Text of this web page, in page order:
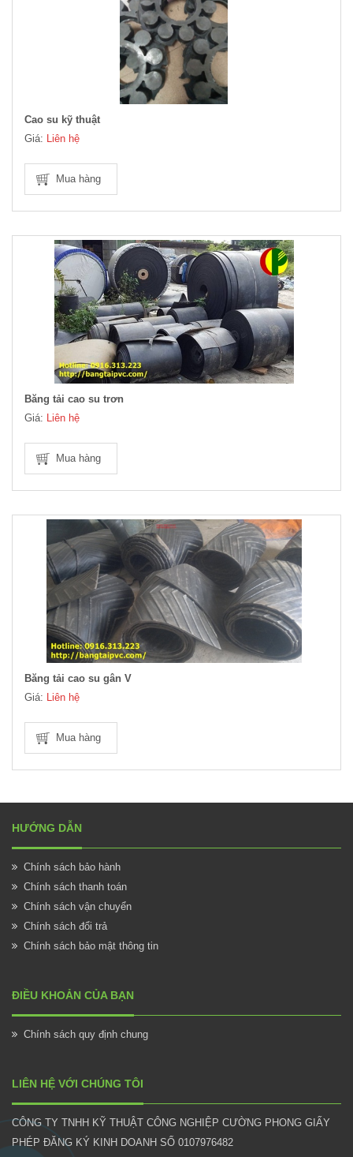
Cao su kỹ thuật
Giá: Liên hệ
Mua hàng
Băng tải cao su trơn
Giá: Liên hệ
Mua hàng
Băng tải cao su gân V
Giá: Liên hệ
Mua hàng
HƯỚNG DẪN
Chính sách bảo hành
Chính sách thanh toán
Chính sách vận chuyển
Chính sách đổi trả
Chính sách bảo mật thông tin
ĐIỀU KHOẢN CỦA BẠN
Chính sách quy định chung
LIÊN HỆ VỚI CHÚNG TÔI
CÔNG TY TNHH KỸ THUẬT CÔNG NGHIỆP CƯỜNG PHONG GIẤY
PHÉP ĐĂNG KÝ KINH DOANH SỐ 0107976482